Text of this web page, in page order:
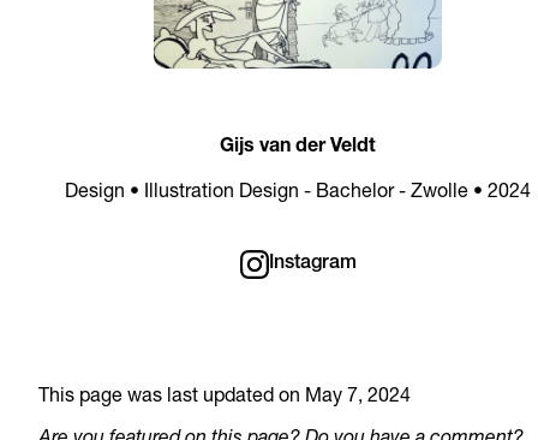
Gijs van der Veldt
Design • Illustration Design - Bachelor - Zwolle • 2024
Instagram
This page was last updated on May 7, 2024